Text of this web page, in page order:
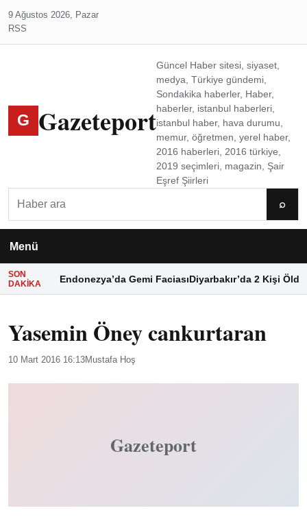
9 Ağustos 2026, Pazar
RSS
G Gazeteport
Güncel Haber sitesi, siyaset,
medya, Türkiye gündemi,
Sondakika haberler, Haber,
haberler, istanbul haberleri,
istanbul haber, hava durumu,
memur, öğretmen, yerel haber,
2016 haberleri, 2016 türkiye,
2019 seçimleri, magazin, Şair
Eşref Şiirleri
⌕
Menü
SON
DAKIKA
Endonezya’da Gemi FaciasıDiyarbakır’da 2 Kişi Öldü
Yasemin Öney cankurtaran
10 Mart 2016 16:13Mustafa Hoş
Gazeteport